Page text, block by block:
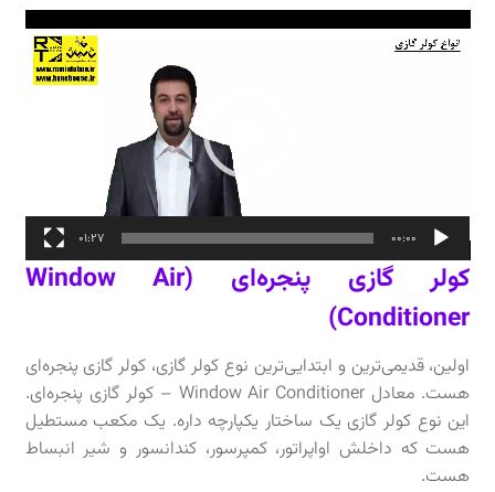
نمایشگر
ویدیو
00:00
01:27
کولر گازی پنجره‌ای (Window Air
Conditioner)
اولین، قدیمی‌ترین و ابتدایی‌ترین نوع کولر گازی، کولر گازی پنجره‌ای
هست. معادل Window Air Conditioner – کولر گازی پنجره‌ای.
این نوع کولر گازی یک ساختار یکپارچه داره. یک مکعب مستطیل
هست که داخلش اواپراتور، کمپرسور، کندانسور و شیر انبساط
هست.